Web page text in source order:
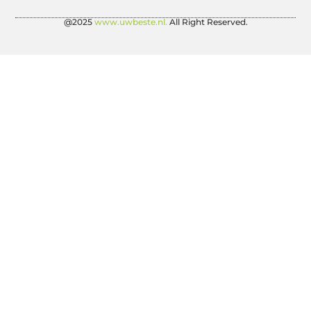
@2025 www.uwbeste.nl. All Right Reserved.